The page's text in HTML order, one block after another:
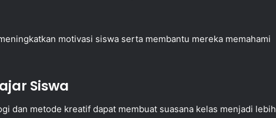
motivasi siswa serta membantu mereka memahami
Siswa
dan metode kreatif dapat membuat suasana kelas menjadi lebih